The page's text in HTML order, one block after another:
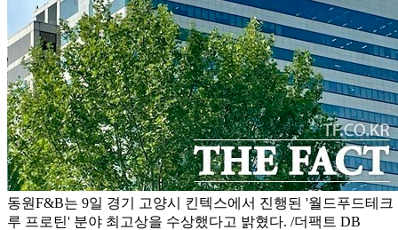
동원F&B는 9일 경기 고양시 킨텍스에서 진행된 '월드푸드테크
루 프로틴' 분야 최고상을 수상했다고 밝혔다. /더팩트 DB